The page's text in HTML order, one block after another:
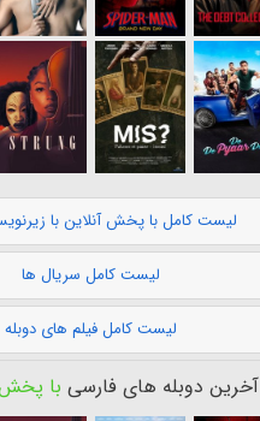
لیست کامل با پخش آنلاین با
لیست کامل سریال ها
لیست کامل فیلم های دوبله
آخرین دوبله های فارسی با پخش